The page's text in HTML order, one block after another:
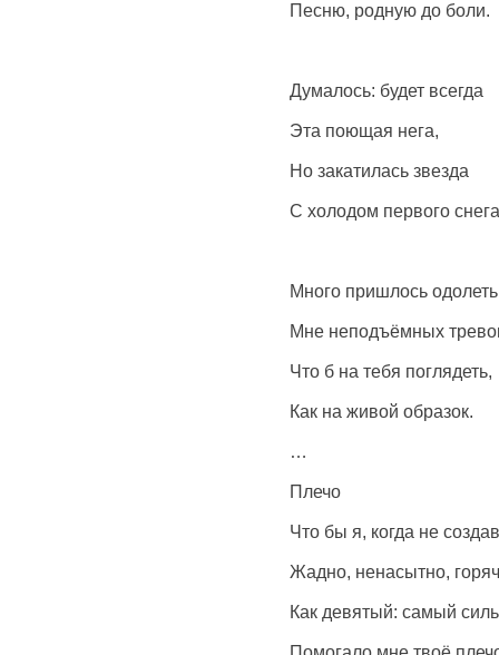
Песню, родную до боли.
Думалось: будет всегда
Эта поющая нега,
Но закатилась звезда
С холодом первого
Много пришлось одолеть
Мне неподъёмных
Что б на тебя поглядеть,
Как на живой образок.
Плечо
Что бы я, когда не
Жадно, ненасытно,
Как девятый: самый